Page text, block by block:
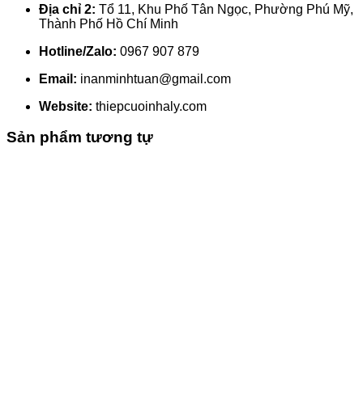
Địa chỉ 2: Tổ 11, Khu Phố Tân Ngọc, Phường Phú Mỹ,
Thành Phố Hồ Chí Minh
Hotline/Zalo: 0967 907 879
Email: inanminhtuan@gmail.com
Website: thiepcuoinhaly.com
Sản phẩm tương tự